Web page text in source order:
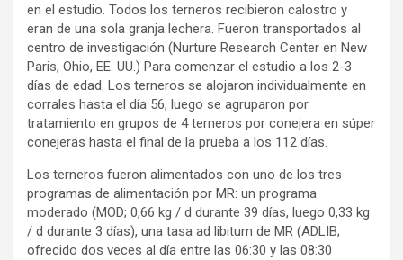
en el estudio. Todos los terneros recibieron calostro y
eran de una sola granja lechera. Fueron transportados al
centro de investigación (Nurture Research Center en New
Paris, Ohio, EE. UU.) Para comenzar el estudio a los 2-3
días de edad. Los terneros se alojaron individualmente en
corrales hasta el día 56, luego se agruparon por
tratamiento en grupos de 4 terneros por conejera en súper
conejeras hasta el final de la prueba a los 112 días.
Los terneros fueron alimentados con uno de los tres
programas de alimentación por MR: un programa
moderado (MOD; 0,66 kg / d durante 39 días, luego 0,33 kg
/ d durante 3 días), una tasa ad libitum de MR (ADLIB;
ofrecido dos veces al día entre las 06:30 y las 08:30